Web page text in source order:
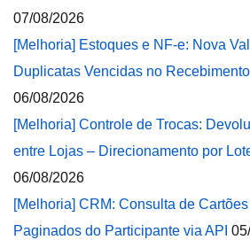
07/08/2026
[Melhoria] Estoques e NF-e: Nova
Duplicatas Vencidas no
06/08/2026
[Melhoria] Controle de Trocas:
entre Lojas – Direcionamento por
06/08/2026
[Melhoria] CRM: Consulta de
Paginados do Participante via API